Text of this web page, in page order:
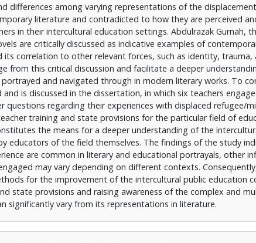
differences among varying representations of the
literature and contradicted to how they are perceived
in their intercultural education settings. Abdulrazak Gurnah,
are critically discussed as indicative examples of
correlation to other relevant forces, such as identity, trauma,
from this critical discussion and facilitate a deeper
and navigated through in modern literary works. To
is discussed in the dissertation, in which six teachers
questions regarding their experiences with displaced refugee/
training and state provisions for the particular field of
the means for a deeper understanding of the
educators of the field themselves. The findings of the study
are common in literary and educational portrayals, other
may vary depending on different contexts.
for the improvement of the intercultural public education
state provisions and raising awareness of the complex and
significantly vary from its representations in literature.